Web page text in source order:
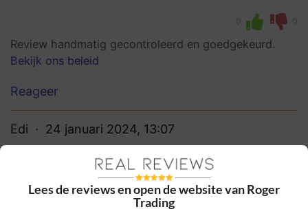
0 0
Review handmatig gecontroleerd en goedgekeurd.
Bekijk ons beleid
Reageer
Edi 24 januari 2024, 13:07
Beoordeling: 10
Superfijne webshop
Lees de reviews en open de website van Roger
Trading